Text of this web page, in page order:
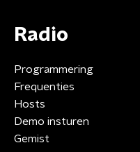
Radio
Programmering
Frequenties
Hosts
Demo insturen
Gemist